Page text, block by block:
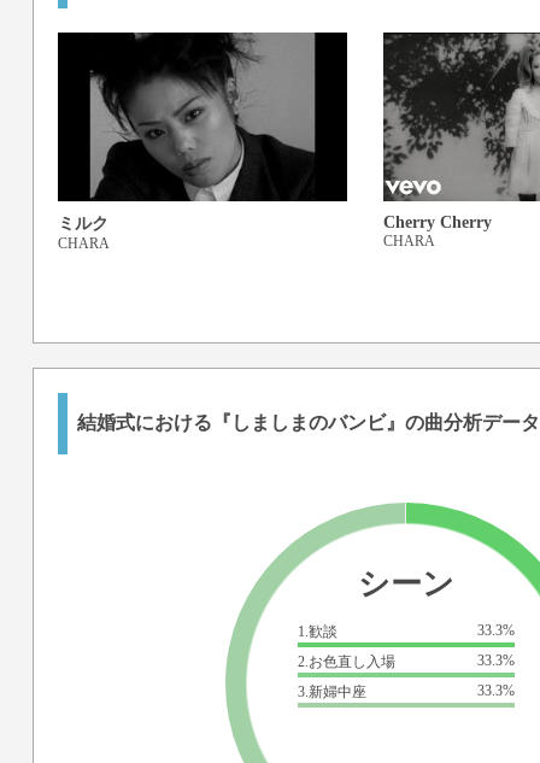
ミルク
CHARA
Cherry Cherry
CHARA
結婚式における『しましまのバンビ』の曲分析データ
シーン
1.歓談
33.3%
2.お色直し入場
33.3%
3.新婦中座
33.3%